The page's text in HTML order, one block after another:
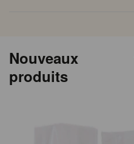
Nouveaux
produits